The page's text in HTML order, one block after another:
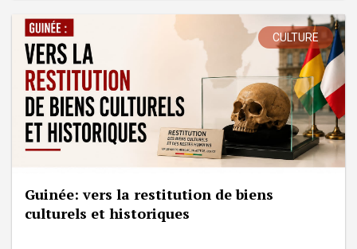
CULTURE
Guinée: vers la restitution de biens
culturels et historiques